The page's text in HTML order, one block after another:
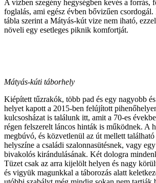
A vízben szegény hegységben kevés a forrás,
foglalás, ami egész évben bővizűen
tábla szerint a Mátyás-kút vize nem iható,
növeli egy esetleges piknik komfortját.
Mátyás-kúti táborhely
Kiépített tűzrakók, több pad és egy nagyobb
helyet kapott a 2015-ben felújított
kulcsosházat is találunk itt, amit a 70-es
régen felszerelt láncos hinták is működnek. A
megbúvó, és közvetlenül az út mellett
helyszíne a családi szalonnasütésnek, vagy
bivakolós kirándulásának. Két dologra
Tüzet csak az arra kijelölt helyen és nagy
és vigyük magunkkal a táborozás alatt